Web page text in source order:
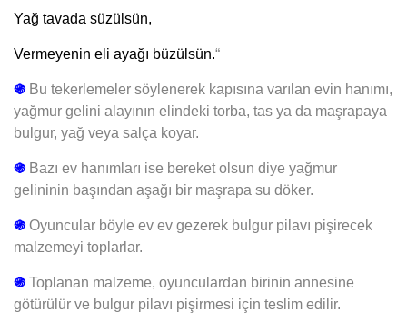
Yağ tavada süzülsün,
Vermeyenin eli ayağı büzülsün.“
֍ Bu tekerlemeler söylenerek kapısına varılan evin hanımı,
yağmur gelini alayının elindeki torba, tas ya da maşrapaya
bulgur, yağ veya salça koyar.
֍ Bazı ev hanımları ise bereket olsun diye yağmur
gelininin başından aşağı bir maşrapa su döker.
֍ Oyuncular böyle ev ev gezerek bulgur pilavı pişirecek
malzemeyi toplarlar.
֍ Toplanan malzeme, oyunculardan birinin annesine
götürülür ve bulgur pilavı pişirmesi için teslim edilir.